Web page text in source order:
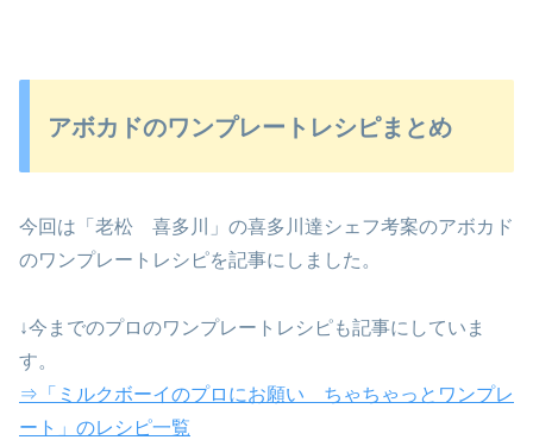
アボカドのワンプレートレシピまとめ
今回は「老松 喜多川」の喜多川達シェフ考案のアボカド
のワンプレートレシピを記事にしました。
↓今までのプロのワンプレートレシピも記事にしていま
す。
⇒「ミルクボーイのプロにお願い ちゃちゃっとワンプレ
ート」のレシピ一覧